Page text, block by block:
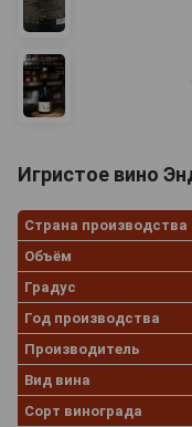
Игристое вино
Страна производства
Объём
Градус
Год производства
Производитель
Вид вина
Сорт винограда